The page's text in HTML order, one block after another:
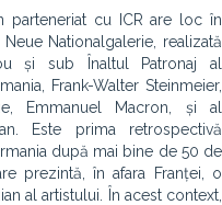
parteneriat cu ICR are loc în
Nationalgalerie, realizată
și sub Înaltul Patronaj al
Frank-Walter Steinmeier,
Emmanuel Macron, și al
Este prima retrospectivă
după mai bine de 50 de
prezintă, în afara Franței, o
al artistului. În acest context,